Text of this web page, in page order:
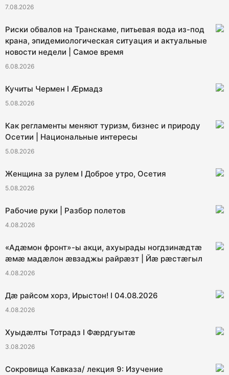
7.08.2026
Риски обвалов на Транскаме, питьевая вода из-под
крана, эпидемиологическая ситуация и актуальные
новости недели | Самое время
6.08.2026
Кучиты Чермен I Æрмадз
5.08.2026
Как регламенты меняют туризм, бизнес и природу
Осетии | Национальные интересы
5.08.2026
Женщина за рулем I Доброе утро, Осетия
5.08.2026
Рабочие руки | Разбор полетов
4.08.2026
«Адæмон фронт»-ы акци, ахуырады ногдзинæдтæ
æмæ мадæлон æвзаджы райрæзт | Йæ рæстæгыл
4.08.2026
Дæ райсом хорз, Ирыстон! I 04.08.2026
4.08.2026
Хуыдæлты Тотрадз I Фæрдгуытæ
3.08.2026
Сокровища Кавказа/ лекция 9: Изучение